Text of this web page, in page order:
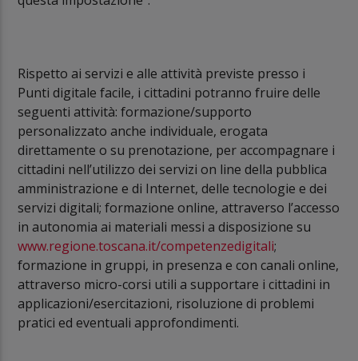
Rispetto ai servizi e alle attività previste presso i
Punti digitale facile, i cittadini potranno fruire delle
seguenti attività: formazione/supporto
personalizzato anche individuale, erogata
direttamente o su prenotazione, per accompagnare i
cittadini nell’utilizzo dei servizi on line della pubblica
amministrazione e di Internet, delle tecnologie e dei
servizi digitali; formazione online, attraverso l’accesso
in autonomia ai materiali messi a disposizione su
www.regione.toscana.it/competenzedigitali;
formazione in gruppi, in presenza e con canali online,
attraverso micro-corsi utili a supportare i cittadini in
applicazioni/esercitazioni, risoluzione di problemi
pratici ed eventuali approfondimenti.